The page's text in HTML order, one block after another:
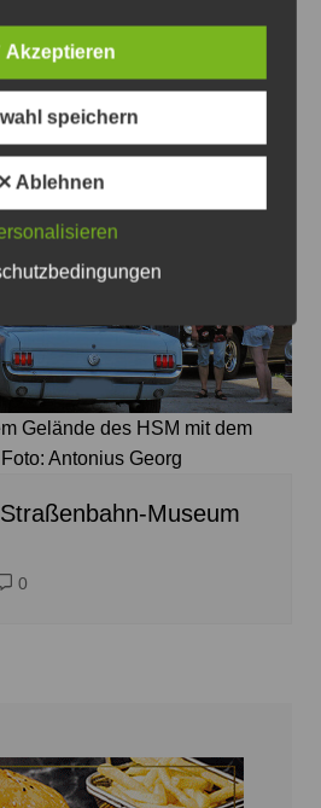
Gelände des HSM mit dem
Antonius Georg
Museum
0
Akzeptieren
speichern
Ablehnen